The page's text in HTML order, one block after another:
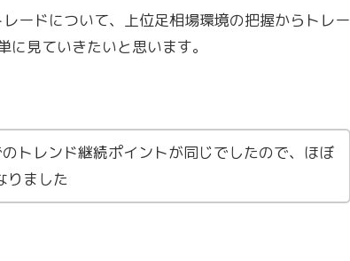
ードについて、上位足相場環境の把握からトレー
見ていきたいと思います。
トレンド継続ポイントが同じでしたので、ほぼ
りました